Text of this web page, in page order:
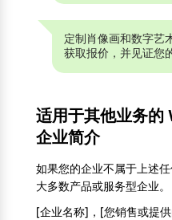
定制肖像画和数字艺
获取报价，并见证您
适用于其他业务
企业简介
如果您的企业不属于上述
大多数产品或服务型企业。
[企业名称]，[您销售或提